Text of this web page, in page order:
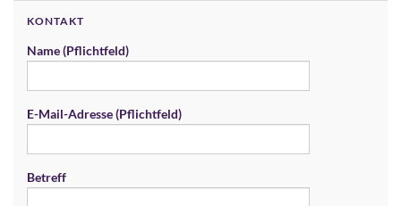
KONTAKT
Name (Pflichtfeld)
E-Mail-Adresse (Pflichtfeld)
Betreff